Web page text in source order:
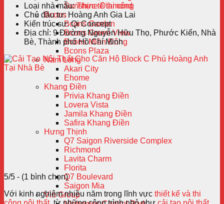
Sunshine Diamond
Bcons
Bcons Garden
Bcons Green View
Bcons Miền Đông
Bcons Plaza
Nam Long
Akari City
Ehome
Khang Điền
Privia Khang Điền
Lovera Vista
Jamila Khang Điền
Safira Khang Điền
Hưng Thịnh
Q7 Saigon Riverside Complex
Richmond
Lavita Charm
Florita
Q7 Boulevard
Saigon Mia
Vin Group
Loại nhà mẫu:Thực tế thi công
Chủ đầu tư: Hoàng Anh Gia Lai
Kiến trúc sư:Qi Concept
Địa chỉ: 9 Đường Nguyễn Hữu Thọ, Phước Kiển, Nhà
Bè, Thành phố Hồ Chí Minh
5/5 - (1 bình chọn)
Với kinh nghiệm nhiều năm trong lĩnh vực thiết kế và thi